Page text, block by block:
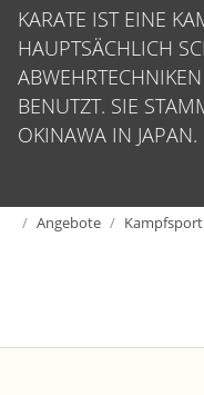
KARATE IST EINE
HAUPTSÄCHLICH
BENUTZT. SIE
OKINAWA IN JAPAN.
HomeAngebote Kampfsport